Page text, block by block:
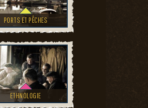
PORTS ET PÊCHES
ETHNOLOGIE